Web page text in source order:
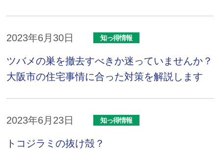
2023年6月30日 知っ得情報
ツバメの巣を撤去すべきか迷っていませんか？
大阪市の住宅事情に合った対策を解説します
2023年6月23日 知っ得情報
トコジラミの抜け殻？